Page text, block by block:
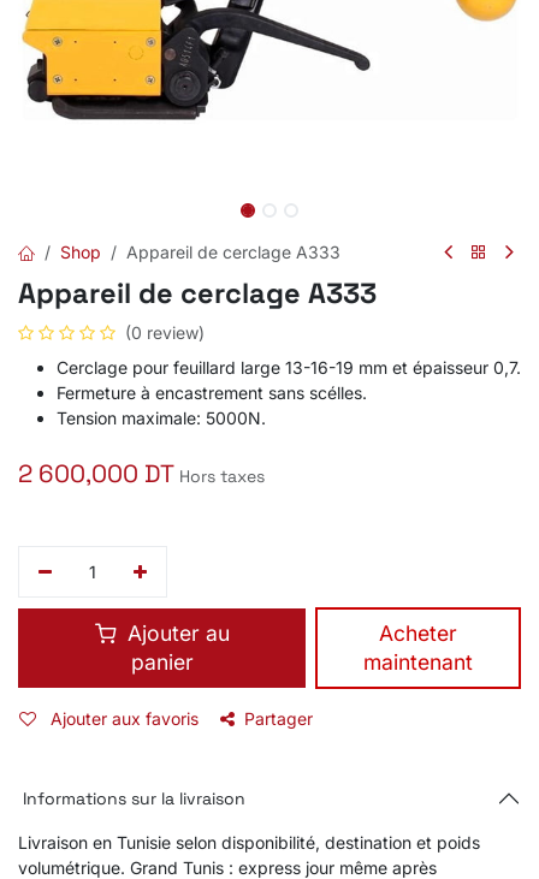
Shop Appareil de cerclage A333
Appareil de cerclage A333
(0 review)
Cerclage pour feuillard large 13-16-19 mm et épaisseur 0,7.
Fermeture à encastrement sans scélles.
Tension maximale: 5000N.
2 600,000 DT Hors taxes
Ajouter au
panier
​Acheter
maintenant
Ajouter aux favoris Partager
Informations sur la livraison
Livraison en Tunisie selon disponibilité, destination et poids
volumétrique. Grand Tunis : express jour même après